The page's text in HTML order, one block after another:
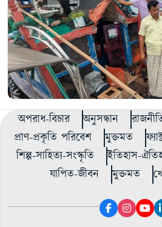
অপরাধ-বিচার অনুসন্ধান
প্রাণ-প্রকৃতি পরিবেশ
মুক্তমত
শিল্প-সাহিত্য-সংস্কৃতি
ইতিহাস-
যাপিত-জীবন
মুক্তমত